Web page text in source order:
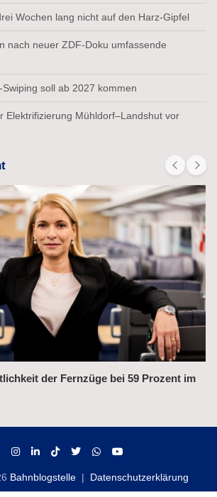
Wochen lang nicht auf den Harz-Gipfel
nach neuer ZDF-Doku umfassende
soll ab 2027 kommen
Elektrifizierung Mühldorf–Landshut vor
weiter auf der Strecke München–Prag
Bahnblogstelle Datenschutzerklärung